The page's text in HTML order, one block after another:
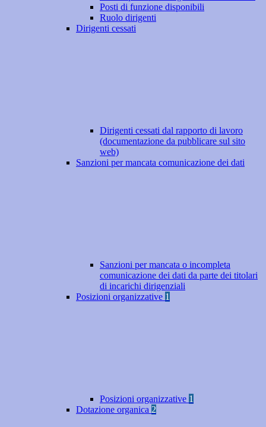
Posti di funzione disponibili
Ruolo dirigenti
Dirigenti cessati
Dirigenti cessati dal rapporto di lavoro
(documentazione da pubblicare sul sito
web)
Sanzioni per mancata comunicazione dei dati
Sanzioni per mancata o incompleta
comunicazione dei dati da parte dei titolari
di incarichi dirigenziali
Posizioni organizzative 1
Posizioni organizzative 1
Dotazione organica 2